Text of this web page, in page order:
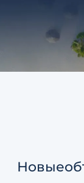
Новые